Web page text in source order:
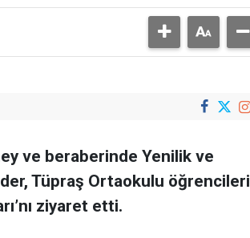
ve beraberinde Yenilik ve
Tüpraş Ortaokulu öğrencileri
ziyaret etti.